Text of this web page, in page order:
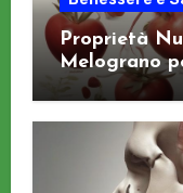
Proprietà
Melograno